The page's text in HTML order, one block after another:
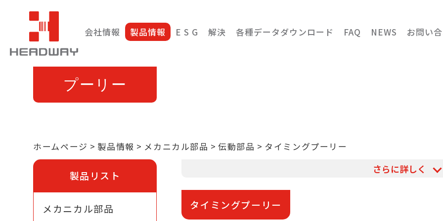
会社情報 製品情報 E S G 解決 各種データダウンロード FAQ NEWS お問い
プーリー
ホームページ 製品情報 メカニカル部品 伝動部品 タイミングプーリー
製品リスト
メカニカル部品
動を伝達するためのもので、負荷の衝撃を緩和することがで
き、安定性、低騒音、低振動、構造がシンプルで調整が容
さらに詳しく
タイミングプーリー